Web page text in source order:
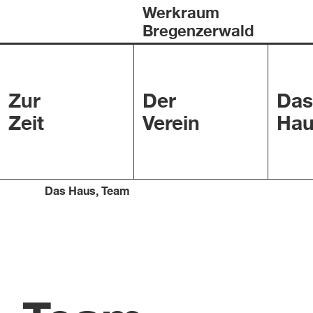
Werkraum
Bregenzerwald
Zur
Zeit
Der
Verein
Das
Das Haus, Team